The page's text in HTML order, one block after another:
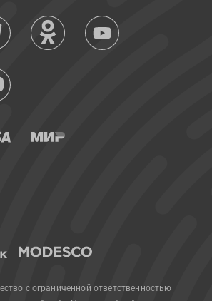
с ограниченной ответственностью